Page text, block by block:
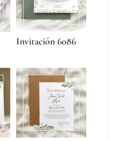
Invitación 6086